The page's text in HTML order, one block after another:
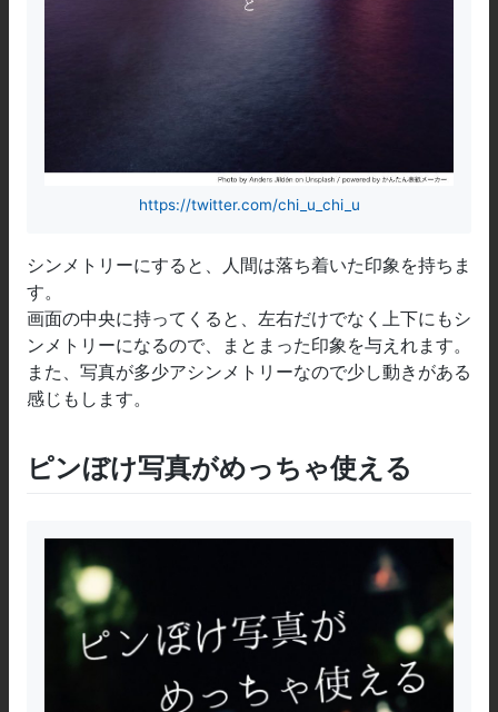
https://twitter.com/chi_u_chi_u
シンメトリーにすると、人間は落ち着いた印象を持ちま
す。
画面の中央に持ってくると、左右だけでなく上下にもシ
ンメトリーになるので、まとまった印象を与えれます。
また、写真が多少アシンメトリーなので少し動きがある
感じもします。
ピンぼけ写真がめっちゃ使える